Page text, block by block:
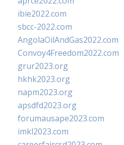
ibie2022.com
sbcc-2022.com
AngolaOilAndGas2022.com
Convoy4Freedom2022.com
grur2023.org
hkhk2023.org
napm2023.org
apsdfd2023.org
forumausape2023.com
imkl2023.com